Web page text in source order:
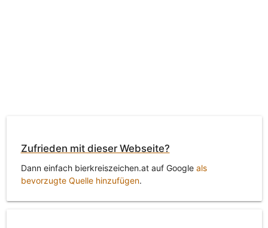
Zufrieden mit dieser Webseite?
Dann einfach bierkreiszeichen.at auf Google als
bevorzugte Quelle hinzufügen.